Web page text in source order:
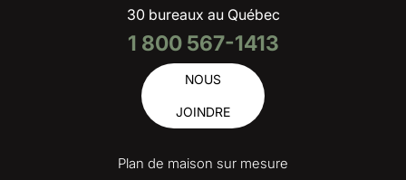
30 bureaux au Québec
1 800 567-1413
NOUS
JOINDRE
Plan de maison sur mesure